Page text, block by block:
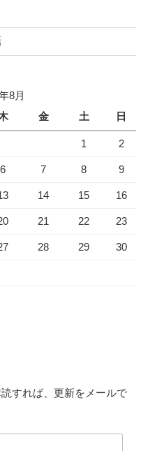
8月
金 土 日
1 2
6 7 8 9
14 15 16
21 22 23
28 29 30
すれば、更新をメールで